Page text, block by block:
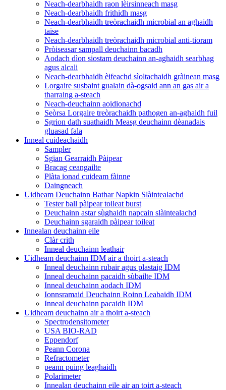
Neach-dearbhaidh raon lèirsinneach masg
Neach-dearbhaidh frithidh masg
Neach-dearbhaidh treòrachaidh microbial an aghaidh
taise
Neach-dearbhaidh treòrachaidh microbial anti-tioram
Pròiseasar sampall deuchainn bacadh
Aodach dìon siostam deuchainn an-aghaidh searbhag
agus alcali
Neach-dearbhaidh èifeachd sìoltachaidh gràinean masg
Lorgaire susbaint gualain dà-ogsaid ann an gas air a
tharraing a-steach
Neach-deuchainn aoidionachd
Seòrsa Lorgaire treòrachaidh pathogen an-aghaidh fuil
Sgrion dath suathaidh Measg deuchainn dèanadais
gluasad fala
Inneal cuideachaidh
Sampler
Sgian Gearraidh Pàipear
Bracag ceangailte
Plàta ionad cuideam fàinne
Daingneach
Uidheam Deuchainn Bathar Napkin Slàintealachd
Tester ball pàipear toileat burst
Deuchainn astar sùghaidh napcain slàintealachd
Deuchainn sgaraidh pàipear toileat
Innealan deuchainn eile
Clàr crith
Inneal deuchainn leathair
Uidheam deuchainn IDM air a thoirt a-steach
Inneal deuchainn rubair agus plastaig IDM
Inneal deuchainn pacaidh sùbailte IDM
Inneal deuchainn aodach IDM
Ionnsramaid Deuchainn Roinn Leabaidh IDM
Inneal deuchainn pacaidh IDM
Uidheam deuchainn air a thoirt a-steach
Spectrodensitometer
USA BIO-RAD
Eppendorf
Peann Corona
Refractometer
peann puing leaghaidh
Polarimeter
Innealan deuchainn eile air an toirt a-steach